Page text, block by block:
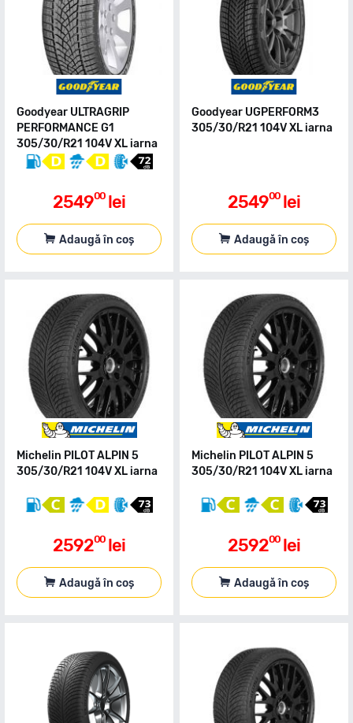
Goodyear ULTRAGRIP
PERFORMANCE G1
305/30/R21 104V XL iarna
254900 lei
Adaugă în coș
Goodyear UGPERFORM3
305/30/R21 104V XL iarna
254900 lei
Adaugă în coș
Michelin PILOT ALPIN 5
305/30/R21 104V XL iarna
259200 lei
Adaugă în coș
Michelin PILOT ALPIN 5
305/30/R21 104V XL iarna
259200 lei
Adaugă în coș